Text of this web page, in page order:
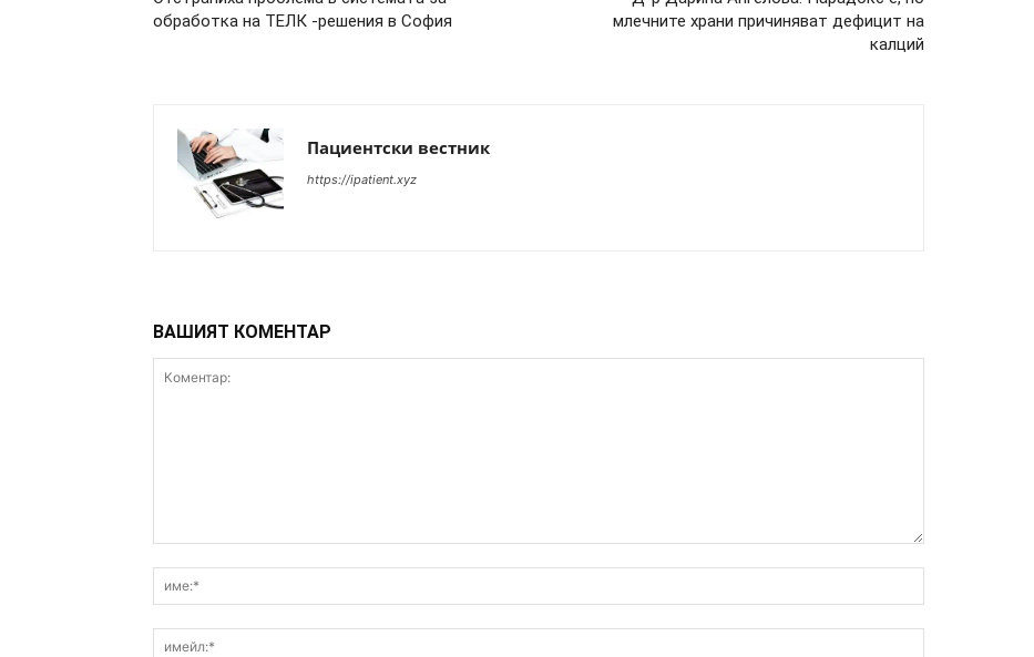
обработка на ТЕЛК -решения в София
млечните храни причиняват дефицит на
калций
Пациентски вестник
https://ipatient.xyz
ВАШИЯТ КОМЕНТАР